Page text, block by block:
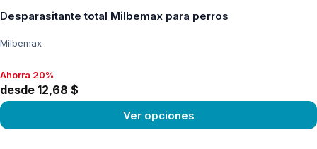
Desparasitante total Milbemax para perros
Milbemax
Ahorra 20%, desde 12,68 $
Ahorra 20%
desde 12,68 $
Ver opciones